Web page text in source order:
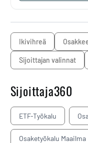
ikivihreä
sijoittajan valinnat
Sijoittaja360
ETF-Työkalu
Osaketyökalu Maailma